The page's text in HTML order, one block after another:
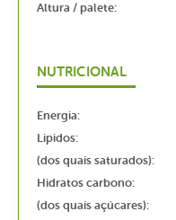
Altura / palete:
NUTRICIONAL
Energia:
Lipidos:
(dos quais saturados):
Hidratos carbono:
(dos quais açúcares):